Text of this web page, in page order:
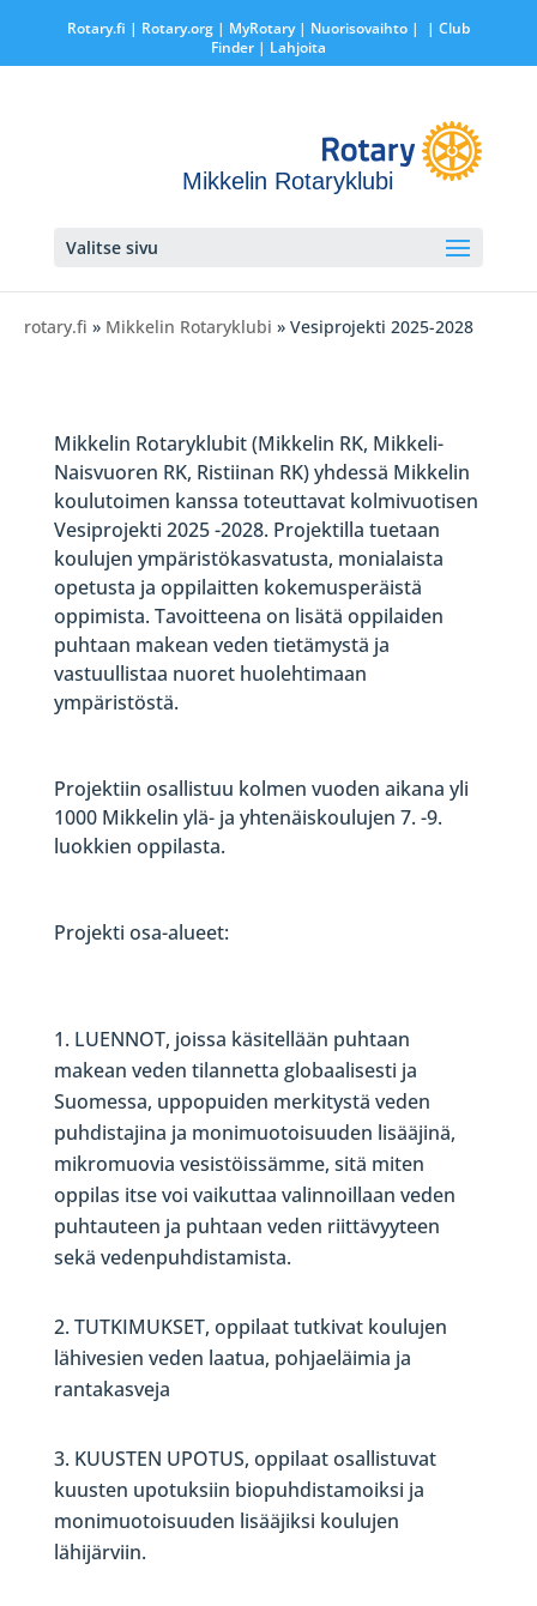
Rotary.fi | Rotary.org| MyRotary | Nuorisovaihto|
| Club
Finder| Lahjoita
Mikkelin Rotaryklubi
Valitse sivu
rotary.fi » Mikkelin Rotaryklubi » Vesiprojekti 2025-2028
Mikkelin Rotaryklubit (Mikkelin RK, Mikkeli-
Naisvuoren RK, Ristiinan RK) yhdessä Mikkelin
koulutoimen kanssa toteuttavat kolmivuotisen
Vesiprojekti 2025 -2028. Projektilla tuetaan
koulujen ympäristökasvatusta, monialaista
opetusta ja oppilaitten kokemusperäistä
oppimista. Tavoitteena on lisätä oppilaiden
puhtaan makean veden tietämystä ja
vastuullistaa nuoret huolehtimaan
ympäristöstä.
Projektiin osallistuu kolmen vuoden aikana yli
1000 Mikkelin ylä- ja yhtenäiskoulujen 7. -9.
luokkien oppilasta.
Projekti osa-alueet:
LUENNOT, joissa käsitellään puhtaan
makean veden tilannetta globaalisesti ja
Suomessa, uppopuiden merkitystä veden
puhdistajina ja monimuotoisuuden lisääjinä,
mikromuovia vesistöissämme, sitä miten
oppilas itse voi vaikuttaa valinnoillaan veden
puhtauteen ja puhtaan veden riittävyyteen
sekä vedenpuhdistamista.
TUTKIMUKSET, oppilaat tutkivat koulujen
lähivesien veden laatua, pohjaeläimia ja
rantakasveja
KUUSTEN UPOTUS, oppilaat osallistuvat
kuusten upotuksiin biopuhdistamoiksi ja
monimuotoisuuden lisääjiksi koulujen
lähijärviin.